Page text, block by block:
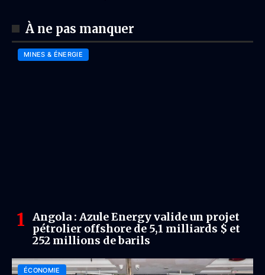
À ne pas manquer
MINES & ÉNERGIE
Angola : Azule Energy valide un projet
pétrolier offshore de 5,1 milliards $ et
252 millions de barils
ÉCONOMIE